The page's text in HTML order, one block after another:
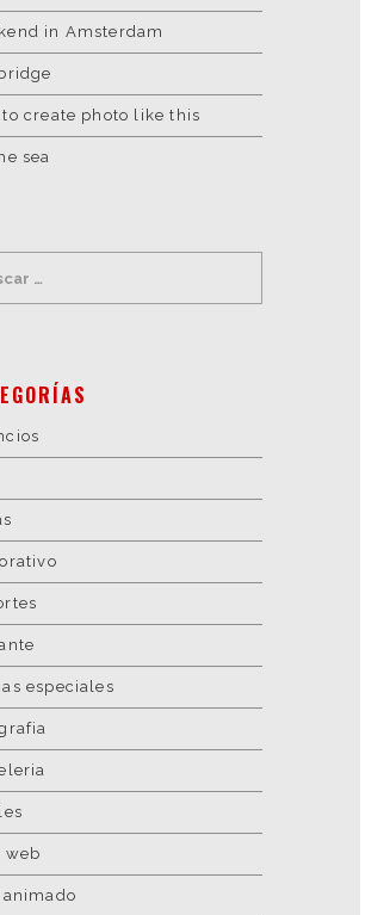
Sonido
Clientes
in Amsterdam
to create photo like this
sea
especiales
web
animado